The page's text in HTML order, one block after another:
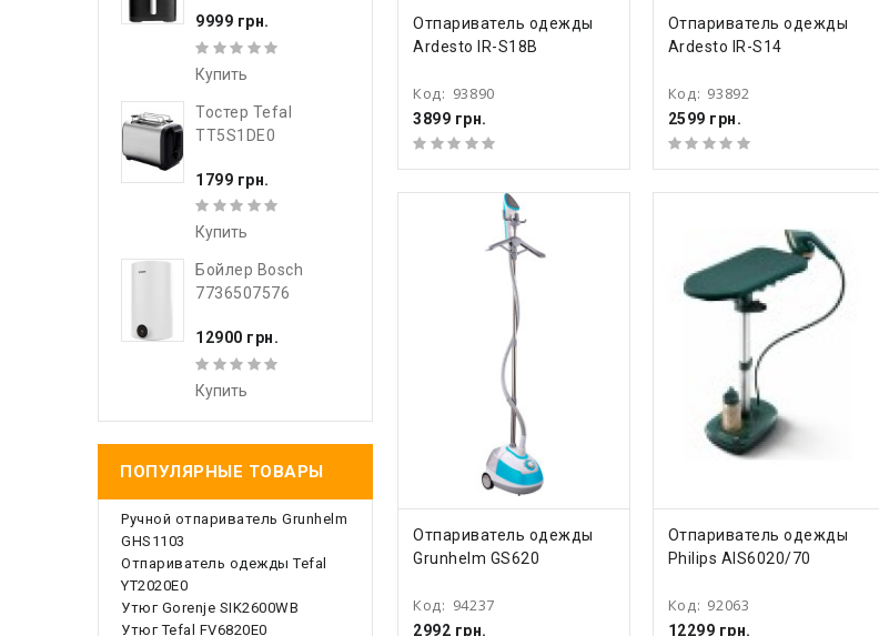
9999 грн.
Купить
Тостер Tefal
TT5S1DE0
1799 грн.
Купить
Бойлер Bosch
7736507576
12900 грн.
Купить
ПОПУЛЯРНЫЕ ТОВАРЫ
Ручной отпариватель Grunhelm
GHS1103
Отпариватель одежды Tefal
YT2020E0
Утюг Gorenje SIK2600WB
Утюг Tefal FV6820E0
КУПИТЬ
Отпариватель одежды
Ardesto IR-S18B
Код: 93890
3899 грн.
КУПИТЬ
Отпариватель одежды
Ardesto IR-S14
Код: 93892
2599 грн.
КУПИТЬ
Отпариватель одежды
Grunhelm GS620
Код: 94237
2992 грн.
КУПИТЬ
Отпариватель одежды
Philips AIS6020/70
Код: 92063
12299 грн.